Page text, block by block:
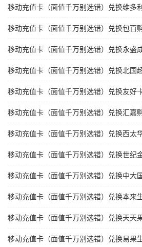
移动充值卡（面值千万别选错）兑换维多
移动充值卡（面值千万别选错）兑换包百
移动充值卡（面值千万别选错）兑换永盛
移动充值卡（面值千万别选错）兑换北国
移动充值卡（面值千万别选错）兑换友好
移动充值卡（面值千万别选错）兑换汇嘉
移动充值卡（面值千万别选错）兑换西太
移动充值卡（面值千万别选错）兑换世纪
移动充值卡（面值千万别选错）兑换中大
移动充值卡（面值千万别选错）兑换本来
移动充值卡（面值千万别选错）兑换天天
移动充值卡（面值千万别选错）兑换易果